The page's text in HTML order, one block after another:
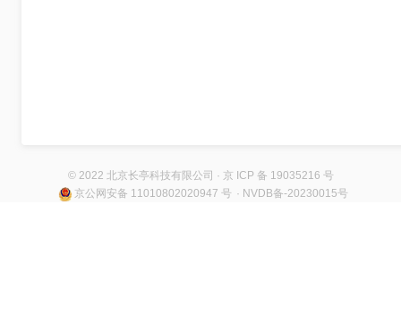
© 2022 北京长亭科技有限公司 · 京 ICP 备 19035216 号
京公网安备 11010802020947 号 · NVDB备-20230015号